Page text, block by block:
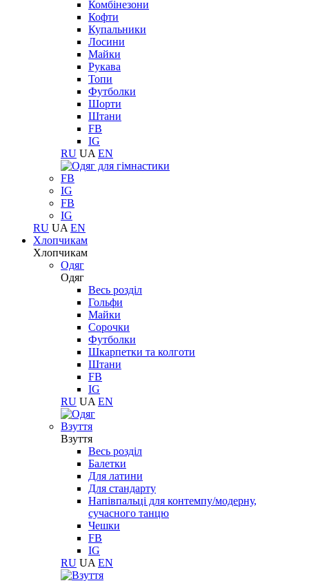
Комбінезони
Кофти
Купальники
Лосини
Майки
Рукава
Топи
Футболки
Шорти
Штани
FB
IG
RU UA EN
FB
IG
FB
IG
RU UA EN
Хлопчикам
Хлопчикам
Одяг
Одяг
Весь розділ
Гольфи
Майки
Сорочки
Футболки
Шкарпетки та колготи
Штани
FB
IG
RU UA EN
Взуття
Взуття
Весь розділ
Балетки
Для латини
Для стандарту
Напівпальці для контемпу/модерну,
сучасного танцю
Чешки
FB
IG
RU UA EN